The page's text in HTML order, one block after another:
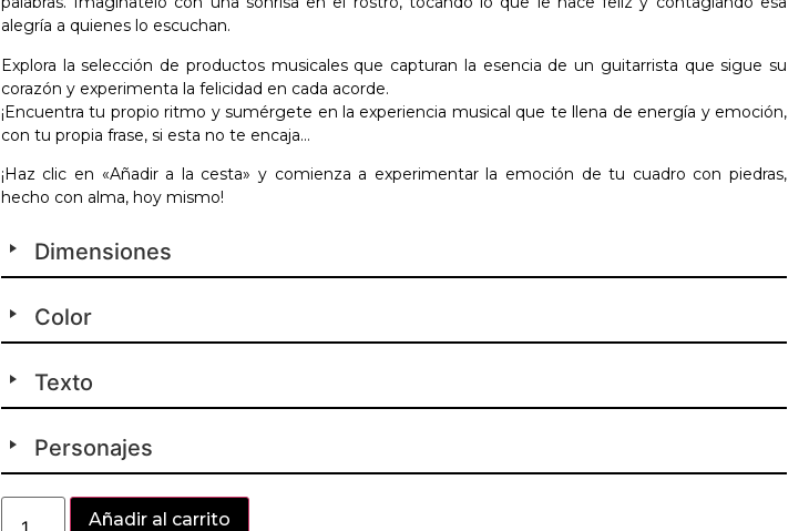
alegría a quienes lo escuchan.
Explora la selección de productos musicales que capturan la esencia de un guitarrista que sigue su
corazón y experimenta la felicidad en cada acorde.
¡Encuentra tu propio ritmo y sumérgete en la experiencia musical que te llena de energía y emoción,
con tu propia frase, si esta no te encaja…
¡Haz clic en «Añadir a la cesta» y comienza a experimentar la emoción de tu cuadro con piedras,
hecho con alma, hoy mismo!
Dimensiones
Color
Texto
Personajes
Añadir al carrito